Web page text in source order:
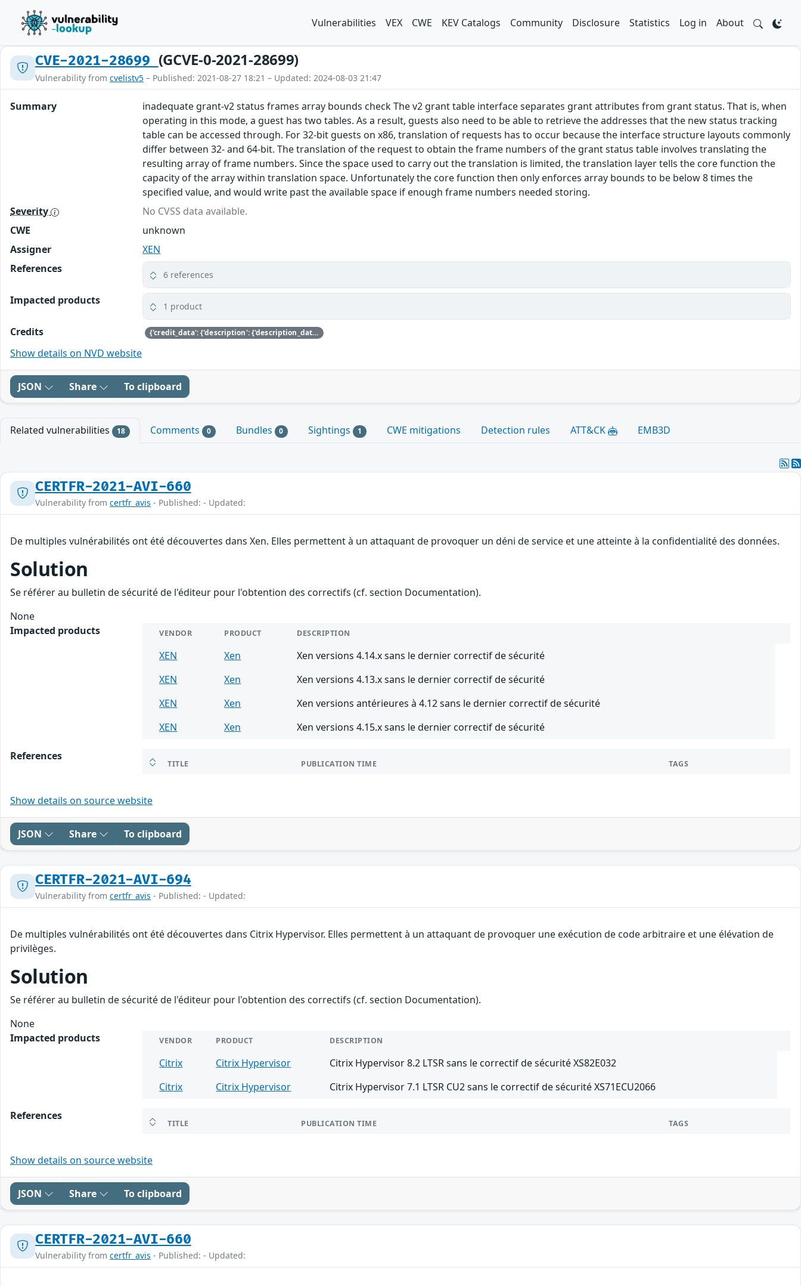
Vulnerabilities VEX CWE KEV Catalogs Community Disclosure Statistics Log in About
CVE-2021-28699 (GCVE-0-2021-28699)
Vulnerability from cvelistv5 – Published: 2021-08-27 18:21 – Updated: 2024-08-03 21:47
Summary
inadequate grant-v2 status frames array bounds check The v2 grant table interface separates grant attributes from grant status. That is, when
operating in this mode, a guest has two tables. As a result, guests also need to be able to retrieve the addresses that the new status tracking
table can be accessed through. For 32-bit guests on x86, translation of requests has to occur because the interface structure layouts commonly
differ between 32- and 64-bit. The translation of the request to obtain the frame numbers of the grant status table involves translating the
resulting array of frame numbers. Since the space used to carry out the translation is limited, the translation layer tells the core function the
capacity of the array within translation space. Unfortunately the core function then only enforces array bounds to be below 8 times the
specified value, and would write past the available space if enough frame numbers needed storing.
Severity
No CVSS data available.
CWE
unknown
Assigner
XEN
References
6 references
Impacted products 1 product
Credits {'credit_data': {'description': {'description_data': [{'lang': 'eng', 'value': 'This issue was discovered by Jan Beulich of SUSE.'}]}}}
Show details on NVD website
JSON Share To clipboard
Related vulnerabilities 18 Comments 0 Bundles 0 Sightings 1 CWE mitigations Detection rules ATT&CK EMB3D
CERTFR-2021-AVI-660
Vulnerability from certfr_avis - Published: - Updated:
De multiples vulnérabilités ont été découvertes dans Xen. Elles permettent à un attaquant de provoquer un déni de service et une atteinte à la confidentialité des données.
Solution
Se référer au bulletin de sécurité de l'éditeur pour l'obtention des correctifs (cf. section Documentation).
None
Impacted products
VENDOR PRODUCT DESCRIPTION
XEN Xen
Xen versions 4.14.x sans le dernier correctif de sécurité
XEN
Xen
Xen versions 4.13.x sans le dernier correctif de sécurité
XEN
Xen
Xen versions antérieures à 4.12 sans le dernier correctif de sécurité
XEN
Xen Xen versions 4.15.x sans le dernier correctif de sécurité
References
TITLE PUBLICATION TIME TAGS
Show details on source website
JSON Share To clipboard
CERTFR-2021-AVI-694
Vulnerability from certfr_avis - Published: - Updated:
De multiples vulnérabilités ont été découvertes dans Citrix Hypervisor. Elles permettent à un attaquant de provoquer une exécution de code arbitraire et une élévation de
privilèges.
Solution
Se référer au bulletin de sécurité de l'éditeur pour l'obtention des correctifs (cf. section Documentation).
None
Impacted products
VENDOR PRODUCT DESCRIPTION
Citrix Citrix Hypervisor
Citrix Hypervisor 8.2 LTSR sans le correctif de sécurité XS82E032
Citrix
Citrix Hypervisor Citrix Hypervisor 7.1 LTSR CU2 sans le correctif de sécurité XS71ECU2066
References
TITLE PUBLICATION TIME TAGS
Show details on source website
JSON Share To clipboard
CERTFR-2021-AVI-660
Vulnerability from certfr_avis - Published: - Updated: